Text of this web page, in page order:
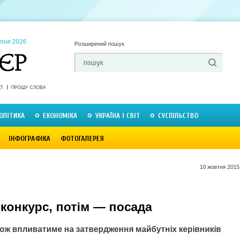
2026 Розширений пошук
ПРОШУ СЛОВА
ЕКОНОМІКА УКРАЇНА І СВІТ СУСПІЛЬСТВО
ІНФОГРАФІКА ФОТОГАЛЕРЕЯ
10 жовтня 2015
потім — посада
впливатиме на затвердження майбутніх керівників